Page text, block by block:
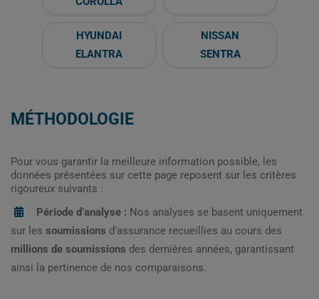
HYUNDAI
ELANTRA
NISSAN
SENTRA
MÉTHODOLOGIE
Pour vous garantir la meilleure information possible, les
données présentées sur cette page reposent sur les critères
rigoureux suivants :
Période d’analyse : Nos analyses se basent uniquement
sur les soumissions d’assurance recueillies au cours des
millions de soumissions des dernières années, garantissant
ainsi la pertinence de nos comparaisons.